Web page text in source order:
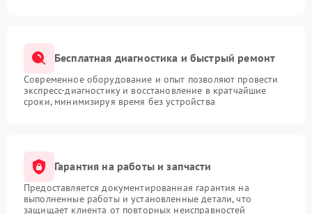
Бесплатная диагностика и быстрый ремонт
Современное оборудование и опыт позволяют провести
экспресс-диагностику и восстановление в кратчайшие
сроки, минимизируя время без устройства
Гарантия на работы и запчасти
Предоставляется документированная гарантия на
выполненные работы и установленные детали, что
защищает клиента от повторных неисправностей